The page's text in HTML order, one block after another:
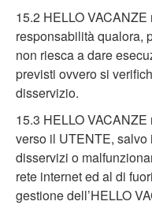
15.2 HELLO
responsabilità qualora,
non riesca a dare
previsti ovvero si
disservizio.
15.3 HELLO
verso il UTENTE,
disservizi o
rete internet ed al di
gestione dell’HELLO